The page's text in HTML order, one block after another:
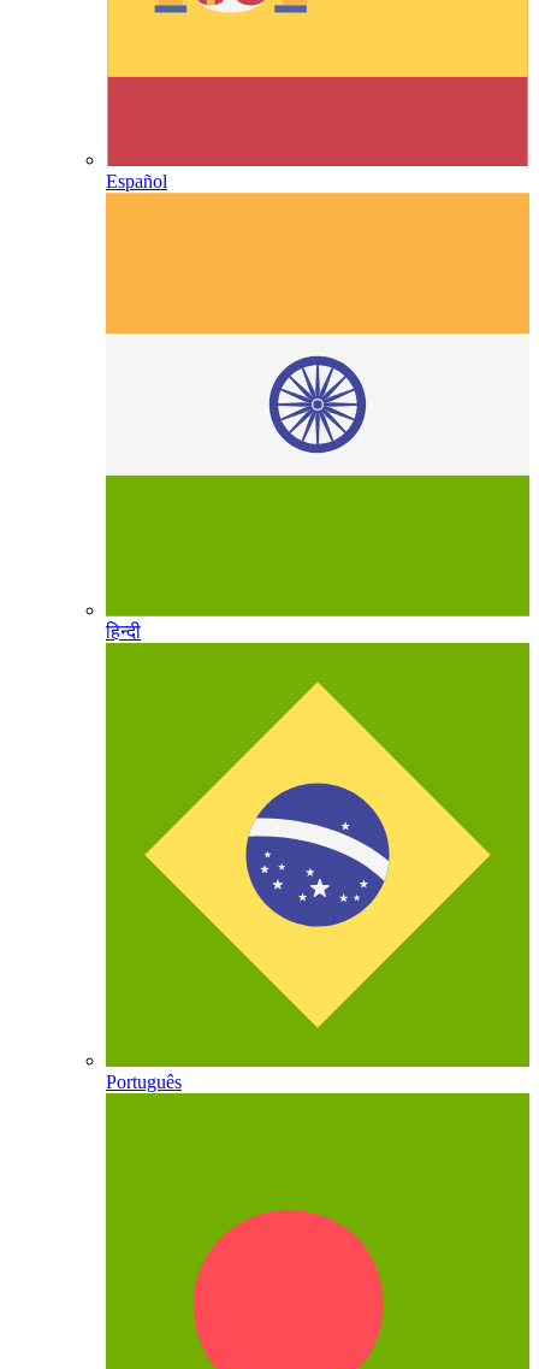
Español
हिन्दी
Português